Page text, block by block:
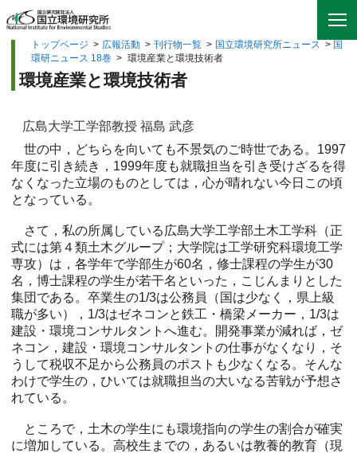
トップページ > 広報活動 > 刊行物一覧 > 国立環境研究所ニュース > 国
環研ニュース 18巻 > 環境産業と環境技術者
環境産業と環境技術者
広島大学工学部教授 福島 武彦
世の中，どちらを向いても不景気のご時世である。1997
年度に引き続き，1999年度も就職担当を引き受けざるを得
なくなった立場のものとしては，心が晴れない今日この頃
となっている。
さて，私の所属している広島大学工学部土木工学科（正
式には第４類土木グループ；大学院は工学研究科環境工学
専攻）は，各学年で学部生が60名，修士課程の学生が30
名，博士課程の学生が若干名といった，こじんまりとした
集団である。卒業生の1/3は公務員（国は少なく，県上級
職が多い），1/3はゼネコンと鉄工・橋梁メーカー，1/3は
建設・環境コンサルタントへ進む。開発事業が減れば，ゼ
ネコン，建設・環境コンサルタントの仕事がなくなり，そ
うして税収不足から公務員のポストも少なくなる。そんな
わけで学生の，ひいては就職担当の大いなる苦戦が予想さ
れている。
ところで，土木の学生にも環境指向の学生の割合が確実
に増加している。高校生までの，あるいは教養的教育（現